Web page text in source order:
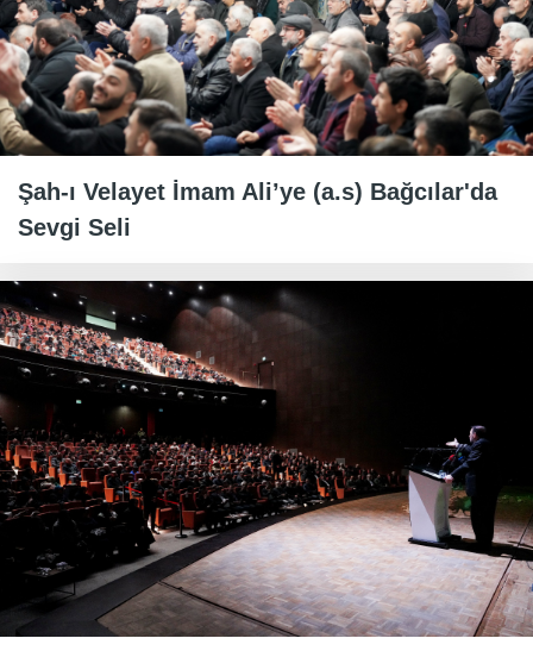
Şah-ı Velayet İmam Ali’ye (a.s) Bağcılar'da
Sevgi Seli